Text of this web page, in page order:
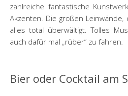
zahlreiche fantastische
Akzenten. Die großen Leinwände,
alles total überwältigt. Tolles
auch dafür mal „rüber“ zu fahren.
Bier oder Cocktail am